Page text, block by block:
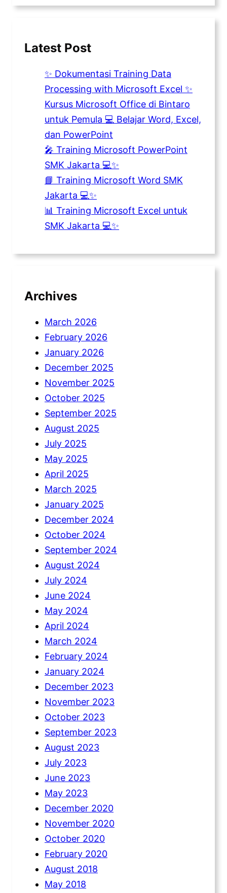
Latest Post
✨ Dokumentasi Training Data
Processing with Microsoft Excel ✨
Kursus Microsoft Office di Bintaro
untuk Pemula 💻 Belajar Word, Excel,
dan PowerPoint
🎤 Training Microsoft PowerPoint
SMK Jakarta 💻✨
📘 Training Microsoft Word SMK
Jakarta 💻✨
📊 Training Microsoft Excel untuk
SMK Jakarta 💻✨
Archives
March 2026
February 2026
January 2026
December 2025
November 2025
October 2025
September 2025
August 2025
July 2025
May 2025
April 2025
March 2025
January 2025
December 2024
October 2024
September 2024
August 2024
July 2024
June 2024
May 2024
April 2024
March 2024
February 2024
January 2024
December 2023
November 2023
October 2023
September 2023
August 2023
July 2023
June 2023
May 2023
December 2020
November 2020
October 2020
February 2020
August 2018
May 2018